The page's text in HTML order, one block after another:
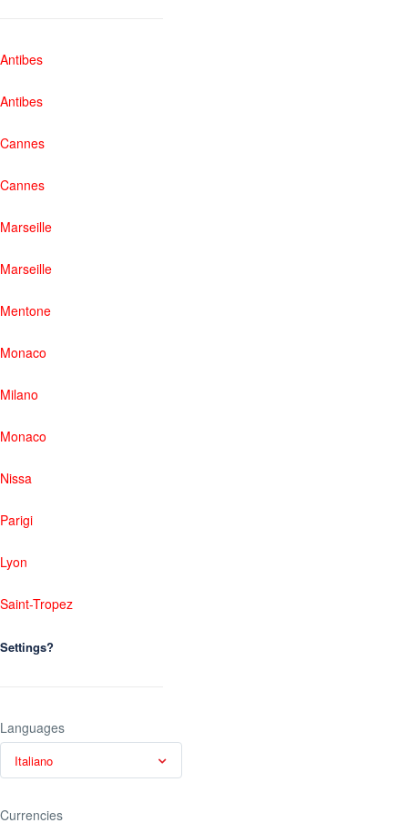
Antibes
Antibes
Cannes
Cannes
Marseille
Marseille
Mentone
Monaco
Milano
Monaco
Nissa
Parigi
Lyon
Saint-Tropez
Settings?
Languages
Italiano
Currencies